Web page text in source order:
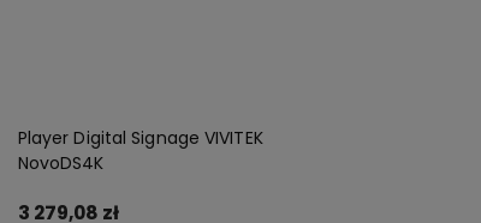
Player Digital Signage VIVITEK
NovoDS4K
3 279,08 zł